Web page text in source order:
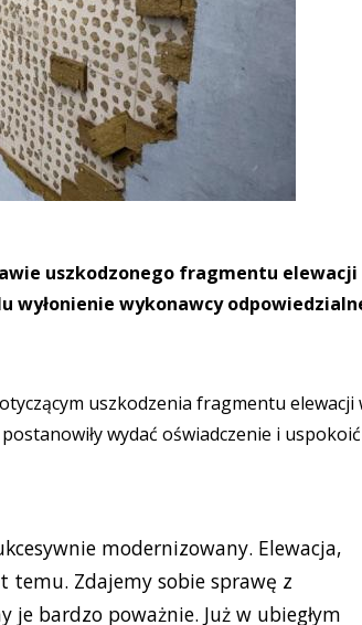
uszkodzonego fragmentu elewacji
wyłonienie wykonawcy
uszkodzenia fragmentu elewacji
wydać oświadczenie i uspokoić
modernizowany. Elewacja,
temu. Zdajemy sobie sprawę z
bardzo poważnie. Już w ubiegłym